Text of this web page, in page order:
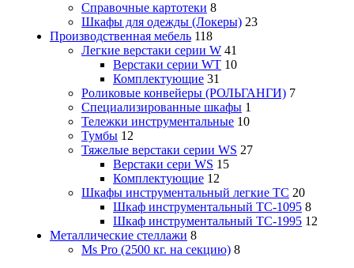
Справочные картотеки 8
Шкафы для одежды (Локеры) 23
Производственная мебель 118
Легкие верстаки серии W 41
Верстаки серии WT 10
Комплектующие 31
Роликовые конвейеры (РОЛЬГАНГИ) 7
Специализированные шкафы 1
Тележки инструментальные 10
Тумбы 12
Тяжелые верстаки серии WS 27
Верстаки сери WS 15
Комплектующие 12
Шкафы инструментальный легкие ТС 20
Шкаф инструментальный TC-1095 8
Шкаф инструментальный TC-1995 12
Металлические стеллажи 8
Ms Pro (2500 кг. на секцию) 8